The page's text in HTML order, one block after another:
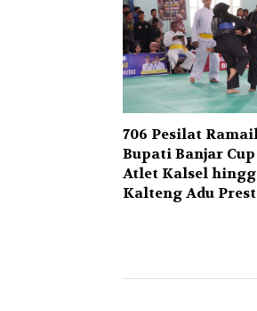
706 Pesilat
Bupati Banjar Cup
Atlet Kalsel
Kalteng Adu